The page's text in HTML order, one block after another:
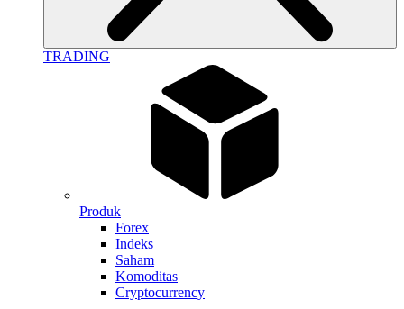
TRADING
Produk
Forex
Indeks
Saham
Komoditas
Cryptocurrency